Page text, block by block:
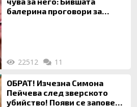
балерина проговори за
22512 11
ОБРАТ! Изчезна Симона
Пейчева след зверското
убийство! Появи се заповед